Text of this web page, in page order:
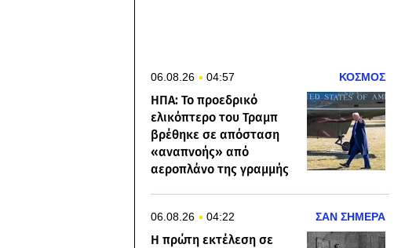
06.08.26 04:57 ΚΟΣΜΟΣ
ΗΠΑ: Το προεδρικό
ελικόπτερο του Τραμπ
βρέθηκε σε απόσταση
«αναπνοής» από
αεροπλάνο της γραμμής
06.08.26 04:22 ΣΑΝ ΣΗΜΕΡΑ
Η πρώτη εκτέλεση σε